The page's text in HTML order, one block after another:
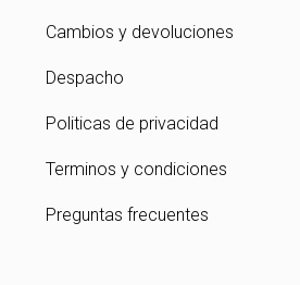
Cambios y devoluciones
Despacho
Politicas de privacidad
Terminos y condiciones
Preguntas frecuentes